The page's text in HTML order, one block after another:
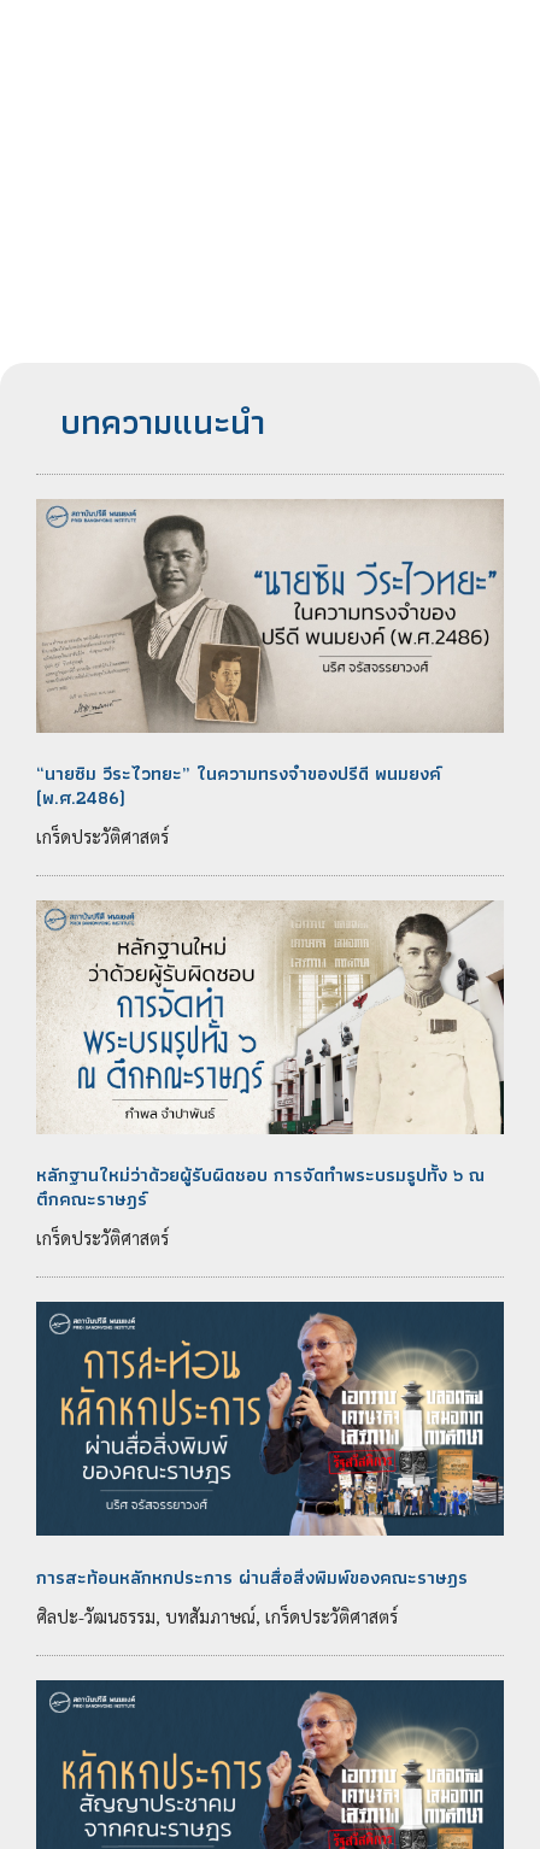
บทความแนะนำ
“นายซิม วีระไวทยะ” ในความทรงจำของปรีดี พนมยงค์
(พ.ศ.2486)
เกร็ดประวัติศาสตร์
หลักฐานใหม่ว่าด้วยผู้รับผิดชอบ การจัดทำพระบรมรูปทั้ง ๖ ณ
ตึกคณะราษฎร์
เกร็ดประวัติศาสตร์
การสะท้อนหลักหกประการ ผ่านสื่อสิ่งพิมพ์ของคณะราษฎร
ศิลปะ-วัฒนธรรม, บทสัมภาษณ์, เกร็ดประวัติศาสตร์